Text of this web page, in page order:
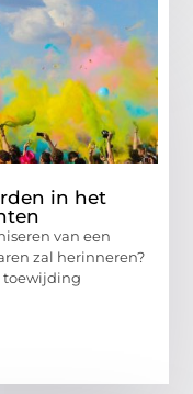
in het
van een
zal herinneren?
toewijding